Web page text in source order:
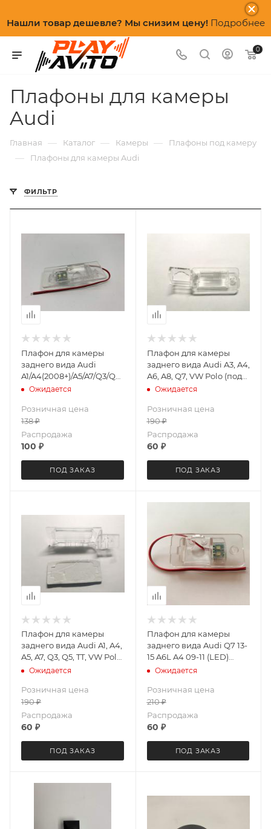
Нашли товар дешевле? Мы снизим цену! Подробнее
0
Плафоны для камеры
Audi
Главная — Каталог — Камеры — Плафоны под камеру
— Плафоны для камеры Audi
ФИЛЬТР
Плафон для камеры
заднего вида Audi
A1/A4(2008+)/A5/A7/Q3/Q5/TT/VW
Golf/Jetta/Passat/Polo/Touareg
Ожидается
Розничная цена
138₽
Распродажа
100 ₽
ПОД ЗАКАЗ
Плафон для камеры
заднего вида Audi A3, A4,
A6, A8, Q7, VW Polo (под
лампу) LeTrun 3813
Ожидается
Розничная цена
190₽
Распродажа
60 ₽
ПОД ЗАКАЗ
Плафон для камеры
заднего вида Audi A1, A4,
A5, A7, Q3, Q5, TT, VW Polo,
Passat (под лампу)
Ожидается
Розничная цена
190₽
Распродажа
60 ₽
ПОД ЗАКАЗ
Плафон для камеры
заднего вида Audi Q7 13-
15 A6L A4 09-11 (LED)
Letrun 3439
Ожидается
Розничная цена
210₽
Распродажа
60 ₽
ПОД ЗАКАЗ